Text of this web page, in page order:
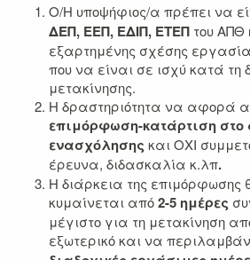
Ο/Η υποψήφιος/α πρέπει να
ΔΕΠ, ΕΕΠ, ΕΔΙΠ, ΕΤΕΠ του ΑΠΘ
εξαρτημένης σχέσης
που να είναι σε ισχύ κατά τη
μετακίνησης.
Η δραστηριότητα να αφορά
επιμόρφωση-κατάρτιση στο
ενασχόλησης και ΟΧΙ
έρευνα, διδασκαλία κ.λπ.
Η διάρκεια της επιμόρφωσης
κυμαίνεται από2-5 ημέρες
μέγιστο για τη μετακίνηση
εξωτερικό και να